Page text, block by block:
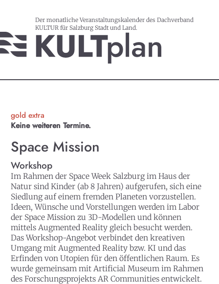
Der monatliche Veranstaltungskalender des Dachverband
KULTUR für Salzburg Stadt und Land.
gold extra
Keine weiteren Termine.
Space Mission
Workshop
Im Rahmen der Space Week Salzburg im Haus der
Natur sind Kinder (ab 8 Jahren) aufgerufen, sich eine
Siedlung auf einem fremden Planeten vorzustellen.
Ideen, Wünsche und Vorstellungen werden im Labor
der Space Mission zu 3D-Modellen und können
mittels Augmented Reality gleich besucht werden.
Das Workshop-Angebot verbindet den kreativen
Umgang mit Augmented Reality bzw. KI und das
Erfinden von Utopien für den öffentlichen Raum. Es
wurde gemeinsam mit Artificial Museum im Rahmen
des Forschungsprojekts AR Communities entwickelt.